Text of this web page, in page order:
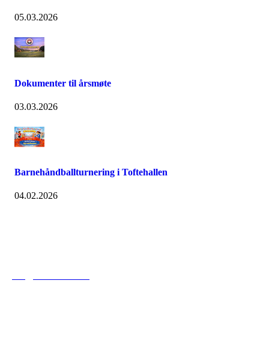
05.03.2026
Dokumenter til årsmøte
03.03.2026
Barnehåndballturnering i Toftehallen
04.02.2026